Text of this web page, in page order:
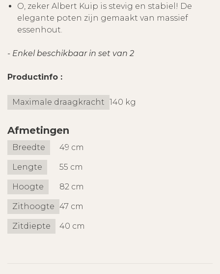
O, zeker Albert Kuip is stevig en stabiel! De
elegante poten zijn gemaakt van massief
essenhout.
- Enkel beschikbaar in set van 2
Productinfo :
Maximale draagkracht 140 kg
Afmetingen
Breedte 49 cm
Lengte 55 cm
Hoogte 82 cm
Zithoogte 47 cm
Zitdiepte 40 cm